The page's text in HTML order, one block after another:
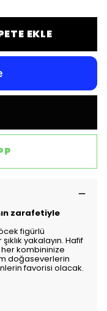
EKLE
zarafetiyle
figürlü
yakalayın. Hafif
kombininize
doğaseverlerin
favorisi olacak.